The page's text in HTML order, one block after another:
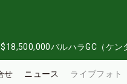
$18,500,000バルハラGC（ケン
せ ニュース ライブフォト